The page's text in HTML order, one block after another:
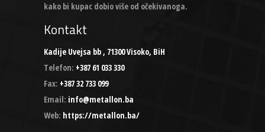
kako bi kupac dobio više od očekivanoga.
Kontakt
Kadije Uvejsa bb , 71300 Visoko, BiH
Telefon: +387 61 033 330
Fax: +387 32 733 099
Email: info@metallon.ba
Web: https://metallon.ba/